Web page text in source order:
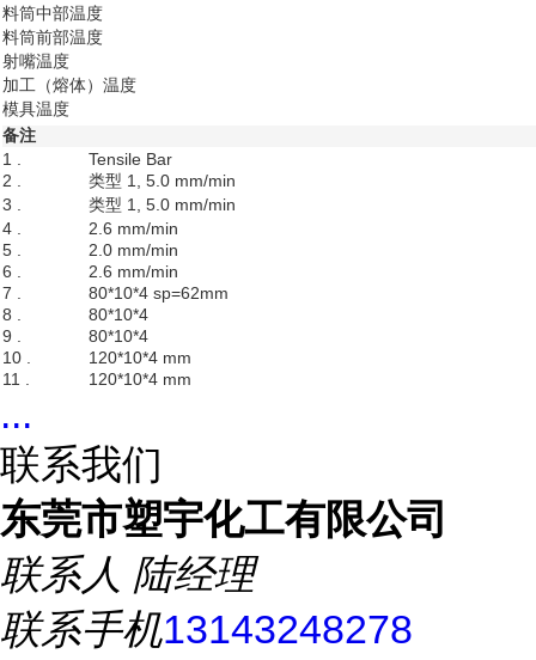
料筒中部温度
料筒前部温度
射嘴温度
加工（熔体）温度
模具温度
备注
1 .
Tensile Bar
2 .
类型 1, 5.0 mm/min
3 .
类型 1, 5.0 mm/min
4 .
2.6 mm/min
5 .
2.0 mm/min
6 .
2.6 mm/min
7 .
80*10*4 sp=62mm
8 .
80*10*4
9 .
80*10*4
10 .
120*10*4 mm
11 .
120*10*4 mm
...
联系我们
东莞市塑宇化工有限公司
联系人 陆经理
联系手机13143248278